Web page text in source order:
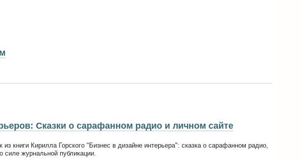
Сказки о сарафанном радио и личном сайте
книги Кирилла Горского "Бизнес в дизайне интерьера": сказка о сарафанном радио,
журнальной публикации.